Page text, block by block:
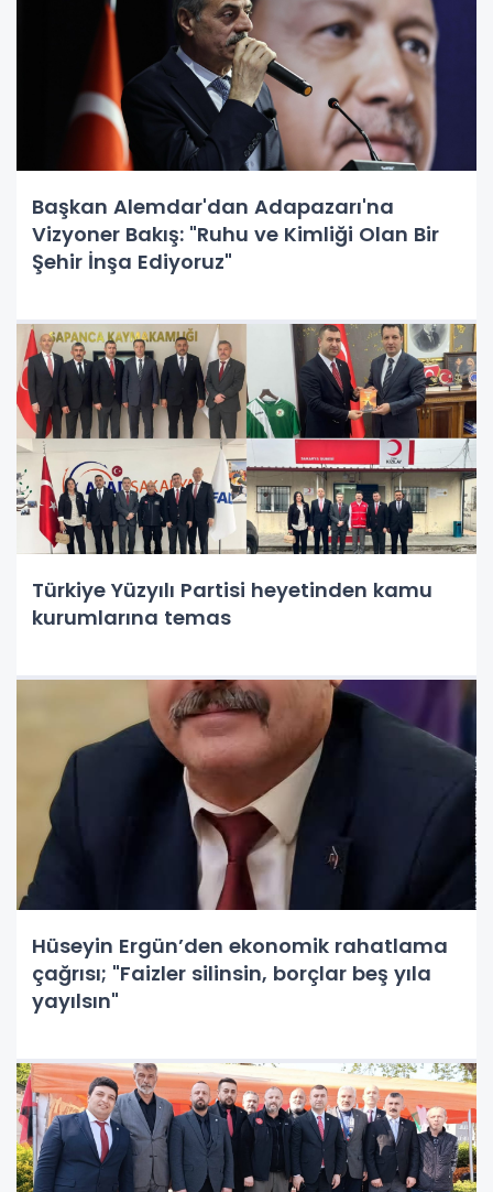
Başkan Alemdar'dan Adapazarı'na
Vizyoner Bakış: "Ruhu ve Kimliği Olan Bir
Şehir İnşa Ediyoruz"
Türkiye Yüzyılı Partisi heyetinden kamu
kurumlarına temas
Hüseyin Ergün’den ekonomik rahatlama
çağrısı; "Faizler silinsin, borçlar beş yıla
yayılsın"